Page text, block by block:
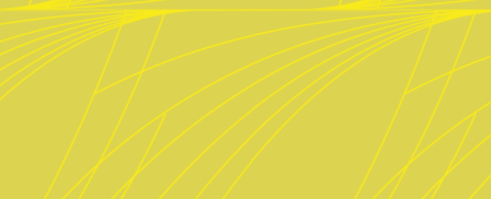
80469 München
089 2300 2992
ab Mai 2025 „fesch“ Biergarten im
Nussbaumpark
Anfahrt